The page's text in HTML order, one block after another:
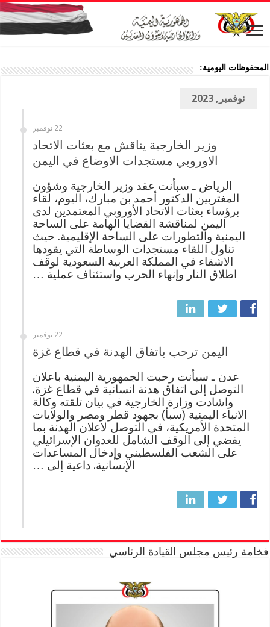
المحفوظات اليومية:
نوفمبر, 2023
22 نوفمبر
وزير الخارجية يناقش مع بعثات الاتحاد
الاوروبي مستجدات الاوضاع في اليمن
الرياض ـ سبأنت عقد وزير الخارجية وشؤون
المغتربين الدكتور أحمد بن مبارك، اليوم، لقاء
برؤساء بعثات الاتحاد الأوروبي المعتمدين لدى
اليمن لمناقشة القضايا الهامة على الساحة
اليمنية والتطورات على الساحة الإقليمية. حيث
تناول اللقاء مستجدات الوساطة التي يقودها
الاشقاء في المملكة العربية السعودية لوقف
اطلاق النار وإنهاء الحرب واستئناف عملية …
22 نوفمبر
اليمن ترحب باتفاق الهدنة في قطاع غزة
عدن ـ سبأنت رحبت الجمهورية اليمنية باعلان
التوصل إلى اتفاق هدنة انسانية في قطاع غزة.
واشادت وزارة الخارجية في بيان تلقته وكالة
الانباء اليمنية (سبأ) بجهود قطر ومصر والولايات
المتحدة الأمريكية، في التوصل لاعلان الهدنة بما
يفضي إلى الوقف الشامل للعدوان الإسرائيلي
على الشعب الفلسطيني وإدخال المساعدات
الإنسانية. داعية إلى …
فخامة رئيس مجلس القيادة الرئاسي